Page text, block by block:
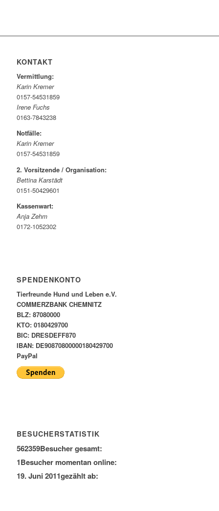
KONTAKT
Vermittlung:
Karin Kremer
0157-54531859
Irene Fuchs
0163-7843238
Notfälle:
Karin Kremer
0157-54531859
2. Vorsitzende / Organisation:
Bettina Karstädt
0151-50429601
Kassenwart:
Anja Zehm
0172-1052302
SPENDENKONTO
Tierfreunde Hund und Leben e.V.
COMMERZBANK CHEMNITZ
BLZ: 87080000
KTO: 0180429700
BIC: DRESDEFF870
IBAN: DE90870800000180429700
PayPal
BESUCHERSTATISTIK
562359Besucher gesamt:
1Besucher momentan online:
19. Juni 2011gezählt ab: